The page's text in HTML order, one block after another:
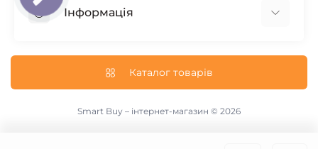
Інформація
Про нас
Інформація про доставку
Каталог товарів
Smart Buy – інтернет-магазин © 2026